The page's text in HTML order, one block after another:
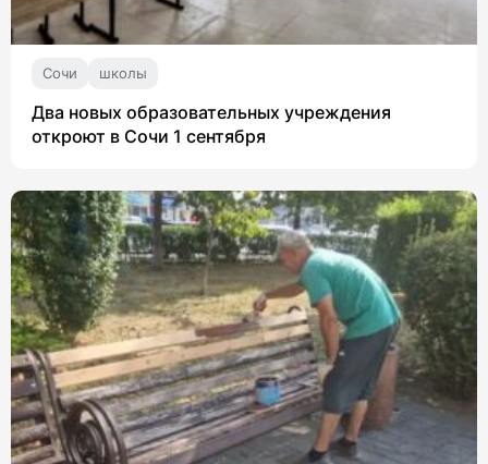
Сочи школы
Два новых образовательных учреждения
откроют в Сочи 1 сентября